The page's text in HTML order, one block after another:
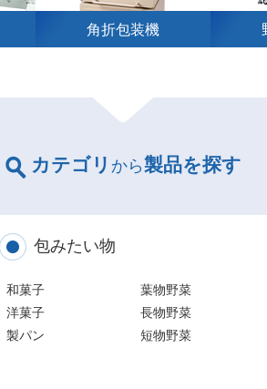
角折包装機
カテゴリ から製品を探す
包みたい物
和菓子
洋菓子
製パン
葉物野菜
長物野菜
短物野菜